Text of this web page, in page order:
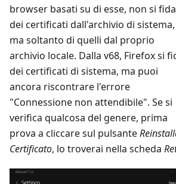
browser basati su di esse, non si
dei certificati dall'archivio di sistema,
ma soltanto di quelli dal proprio
archivio locale. Dalla v68, Firefox si
dei certificati di sistema, ma puoi
ancora riscontrare l'errore
"Connessione non attendibile". Se si
verifica qualcosa del genere, prima
prova a cliccare sul pulsante
Certificato, lo troverai nella scheda